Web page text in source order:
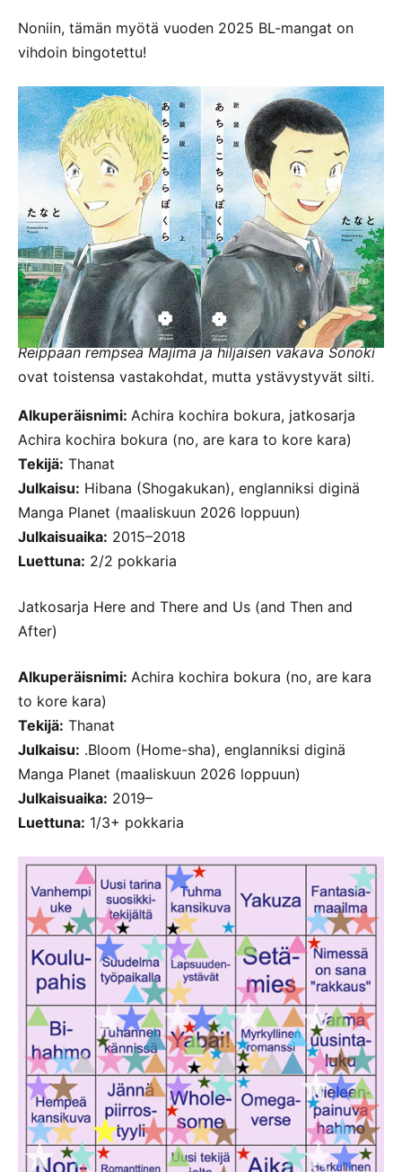
Noniin, tämän myötä vuoden 2025 BL-mangat on
vihdoin bingotettu!
Reippaan rempseä Majima jahiljaisen vakava Sonoki
ovat toistensa vastakohdat, mutta ystävystyvät silti.
Alkuperäisnimi: Achira kochira bokura, jatkosarja
Achira kochira bokura (no, are kara to kore kara)
Tekijä: Thanat
Julkaisu: Hibana (Shogakukan), englanniksi diginä
Manga Planet (maaliskuun 2026 loppuun)
Julkaisuaika: 2015–2018
Luettuna: 2/2 pokkaria
Jatkosarja Here and There and Us (and Then and
After)
Alkuperäisnimi: Achira kochira bokura (no, are kara
to kore kara)
Tekijä: Thanat
Julkaisu: .Bloom (Home-sha), englanniksi diginä
Manga Planet (maaliskuun 2026 loppuun)
Julkaisuaika: 2019–
Luettuna: 1/3+ pokkaria